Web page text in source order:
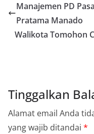
Manajemen PD
Pratama Manado
Walikota Tomohon
Tinggalkan
Alamat email Anda
yang wajib ditandai *